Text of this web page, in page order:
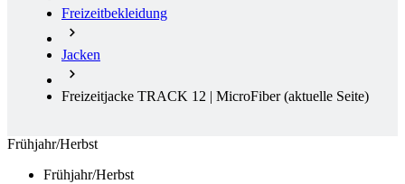
Freizeitbekleidung
Jacken
Freizeitjacke TRACK 12 | MicroFiber(aktuelle Seite)
Frühjahr/Herbst
Frühjahr/Herbst